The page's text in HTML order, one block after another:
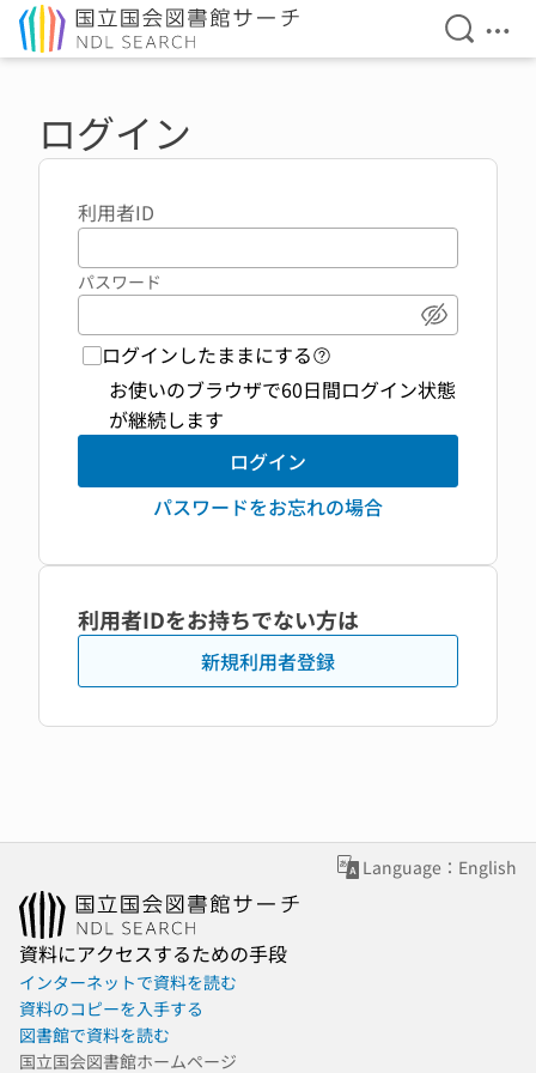
検索を
メ
ログイン
利用者ID
パスワード
パスワー
ログインしたままにする ログイン機能 ヘルプペ
お使いのブラウザで60日間ログイン状態
が継続します
ログイン
パスワードをお忘れの場合
利用者IDをお持ちでない方は
新規利用者登録
Language：English
資料にアクセスするための手段
インターネットで資料を読む
資料のコピーを入手する
図書館で資料を読む
国立国会図書館ホームページ